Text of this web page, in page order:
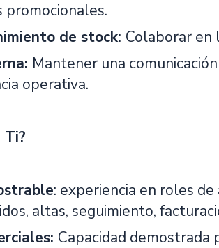
promocionales.
de stock: Colaborar en
Mantener una
operativa.
Ti?
: experiencia en roles
altas, seguimiento,
Capacidad